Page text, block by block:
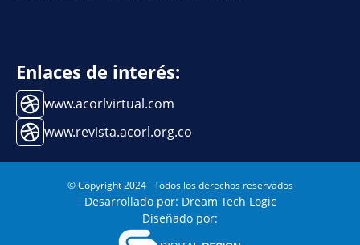
Enlaces de interés:
www.acorlvirtual.com
www.revista.acorl.org.co
© Copyright 2024 - Todos los derechos reservados
Desarrollado por: Dream Tech Logic
Diseñado por: